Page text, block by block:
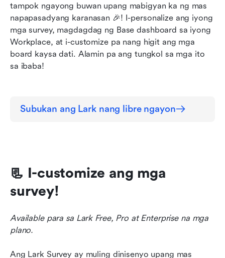
tampok ngayong buwan upang mabigyan ka ng mas
napapasadyang karanasan 🎉! I-personalize ang iyong
mga survey, magdagdag ng Base dashboard sa iyong
Workplace, at i-customize pa nang higit ang mga
board kaysa dati. Alamin pa ang tungkol sa mga ito
sa ibaba!
Subukan ang Lark nang libre ngayon
📃 I-customize ang mga
survey!
Available para sa Lark Free, Pro at Enterprise na mga
plano.
Ang Lark Survey ay muling dinisenyo upang mas
📝 I-personalize ang iyong mga board